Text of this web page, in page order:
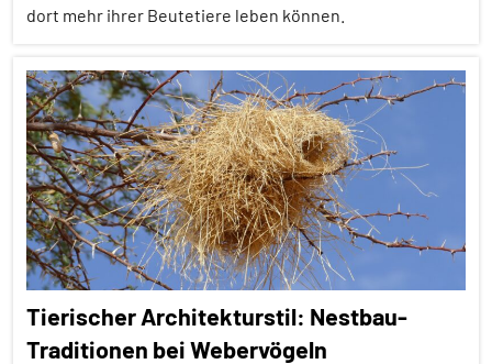
dort mehr ihrer Beutetiere leben können.
Alle
Artikel
Alle
Themen
Alle
Tiergruppen
Ernährung
Forschung
aktuell
Tierischer Architekturstil: Nestbau-
Traditionen bei Webervögeln